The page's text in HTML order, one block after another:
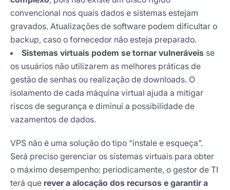
convencional nos quais dados e sistemas estejam
gravados. Atualizações de software podem dificultar o
backup, caso o fornecedor não esteja preparado.
Sistemas virtuais podem se tornar vulneráveis se
os usuários não utilizarem as melhores práticas de
gestão de senhas ou realização de downloads. O
isolamento de cada máquina virtual ajuda a mitigar
riscos de segurança e diminui a possibilidade de
vazamentos de dados.
VPS não é uma solução do tipo “instale e esqueça”.
Será preciso gerenciar os sistemas virtuais para obter
o máximo desempenho: periodicamente, o gestor de TI
terá que rever a alocação dos recursos e garantir a